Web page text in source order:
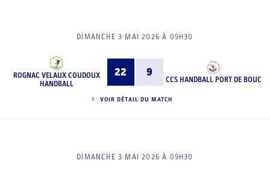
DIMANCHE 3 MAI 2026 À 09H30
ROGNAC VELAUX COUDOUX
HANDBALL
22 9
CCS HANDBALL PORT DE BOUC
VOIR DÉTAIL DU MATCH
DIMANCHE 3 MAI 2026 À 09H30